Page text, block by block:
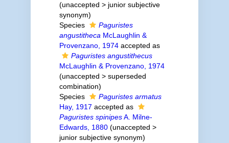
(unaccepted > junior subjective
synonym)
Species
Paguristes
angustitheca McLaughlin &
Provenzano, 1974accepted as
Paguristes angustithecus
McLaughlin & Provenzano, 1974
(unaccepted > superseded
combination)
Species
Paguristes armatus
Hay, 1917 accepted as
Paguristes spinipesA. Milne-
Edwards, 1880 (unaccepted >
junior subjective synonym)